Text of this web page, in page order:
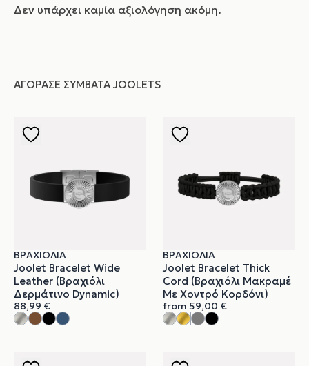
Δεν υπάρχει καμία αξιολόγηση ακόμη.
ΑΓΌΡΑΣΕ ΣΥΜΒΑΤΆ JOOLETS
ΒΡΑΧΙΌΛΙΑ
Joolet Bracelet Wide
Leather (Βραχιόλι
Δερμάτινο Dynamic)
88,99 €
ΒΡΑΧΙΌΛΙΑ
Joolet Bracelet Thick
Cord (Βραχιόλι Μακραμέ
Με Χοντρό Κορδόνι)
from 59,00 €